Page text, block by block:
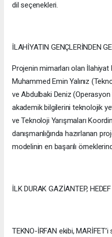
dil seçenekleri.
İLAHİYATIN GENÇLERİNDEN
Projenin mimarları olan
Muhammed Emin Yalınız
ve Abdulbaki Deniz
akademik bilgilerini teknolojik
ve Teknoloji Yarışmaları
danışmanlığında hazırlanan
modelinin en başarılı
İLK DURAK GAZİANTEP,
TEKNO-İRFAN ekibi,